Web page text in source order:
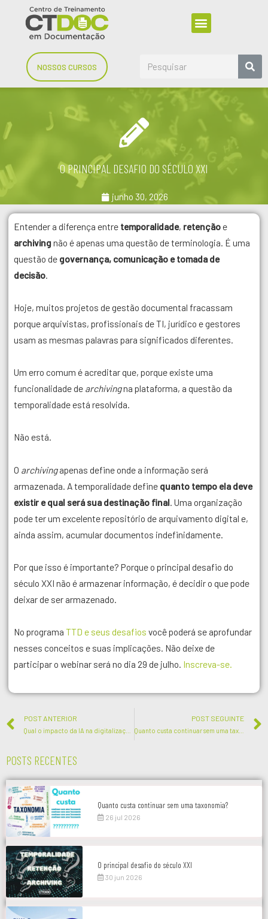
NOSSOS CURSOS
O PRINCIPAL DESAFIO DO SÉCULO XXI
junho 30, 2026
Entender a diferença entre temporalidade, retençãoe
archivingnão é apenas uma questão de terminologia. É uma
questão de governança, comunicação e tomada de
decisão.
Hoje, muitos projetos de gestão documental fracassam
porque arquivistas, profissionais de TI, jurídico e gestores
usam as mesmas palavras para significados diferentes.
Um erro comum é acreditar que, porque existe uma
funcionalidade de archivingna plataforma, a questão da
temporalidade está resolvida.
Não está.
O archivingapenas define onde a informação será
armazenada. A temporalidade define quanto tempo ela deve
existir e qual será sua destinação final. Uma organização
pode ter um excelente repositório de arquivamento digital e,
ainda assim, acumular documentos indefinidamente.
Por que isso é importante? Porque o principal desafio do
século XXI não é armazenar informação, é decidir o que pode
deixar de ser armazenado.
No programa TTD e seus desafios você poderá se aprofundar
nesses conceitos e suas implicações. Não deixe de
participar o webinar será no dia 29 de julho. Inscreva-se.
POST ANTERIOR POST SEGUINTE
Quanto custa continuar sem uma taxonomia?
POSTS RECENTES
Quanto custa continuar sem uma taxonomia?
26 jul 2026
O principal desafio do século XXI
30 jun 2026